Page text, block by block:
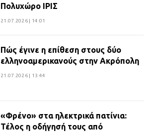
Πολυχώρο ΙΡΙΣ
21.07.2026 | 14:01
Πώς έγινε η επίθεση στους δύο
ελληνοαμερικανούς στην Ακρόπολη
21.07.2026 | 13:44
«Φρένο» στα ηλεκτρικά πατίνια:
Τέλος η οδήγησή τους από